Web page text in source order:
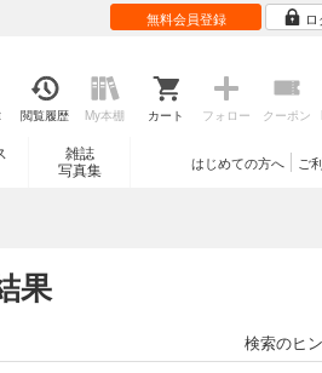
無料会員登録
閲覧履歴 My本棚 カート フォロー クーポン
雑誌
写真集
ご
はじめての方へ
果
検索のヒ